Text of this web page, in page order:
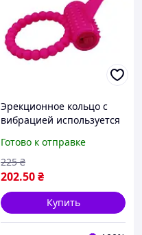
Эрекционное кольцо с
вибрацией используется
мужчин и продления
полового акта
Готово к отправке
202.50₴
225 ₴
Купить